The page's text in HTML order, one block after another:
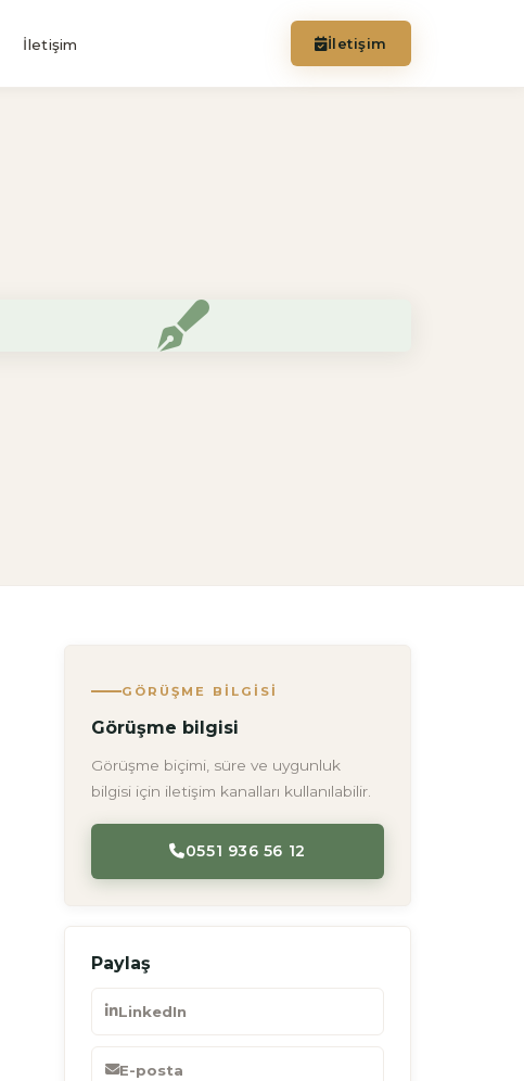
İletişim İletişim
GÖRÜŞME BILGISI
Görüşme bilgisi
Görüşme biçimi, süre ve uygunluk
bilgisi için iletişim kanalları kullanılabilir.
0551 936 56 12
Paylaş
LinkedIn
E-posta